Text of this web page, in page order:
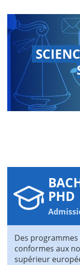
PHD
Des
conformes aux
supérieur